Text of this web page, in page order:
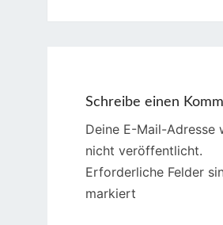
Schreibe einen
Deine E-Mail-Adresse
nicht veröffentlicht.
Erforderliche Felder
markiert